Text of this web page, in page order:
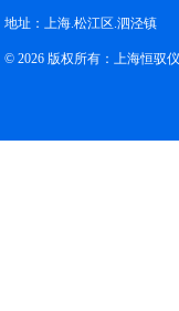
地址：上海.松江区.泗泾镇
© 2026 版权所有：上海恒驭